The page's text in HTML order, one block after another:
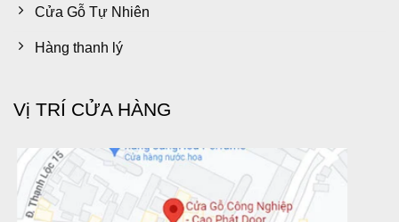
Cửa Gỗ Tự Nhiên
Hàng thanh lý
Vị TRÍ CỬA HÀNG